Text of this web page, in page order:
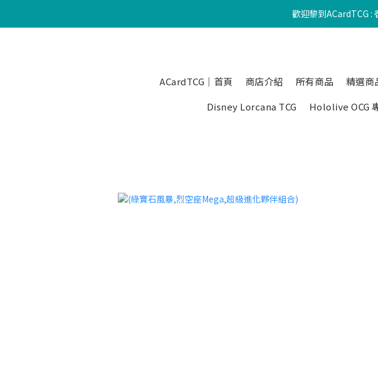
歡迎黎到ACardTCG :
ACardTCG｜首頁 商店介紹 所有商品 精選商
Disney Lorcana TCG
Hololive OCG